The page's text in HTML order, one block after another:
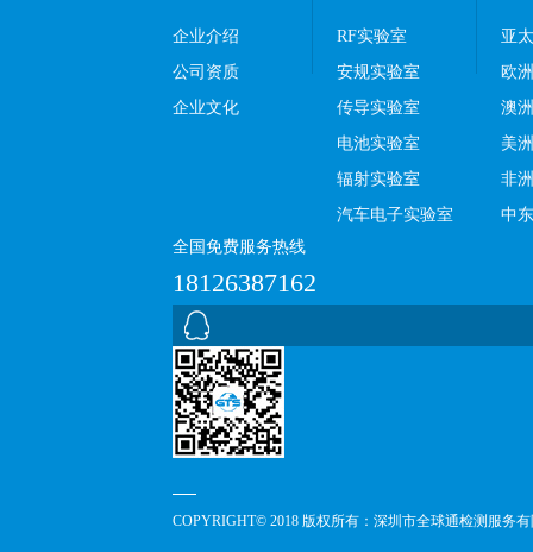
企业介绍
公司资质
企业文化
RF实验室
安规实验室
传导实验室
电池实验室
辐射实验室
汽车电子实验室
亚
欧洲
澳洲
美洲
非洲
中东
全国免费服务热线
18126387162
COPYRIGHT© 2018 版权所有：深圳市全球通检测服务